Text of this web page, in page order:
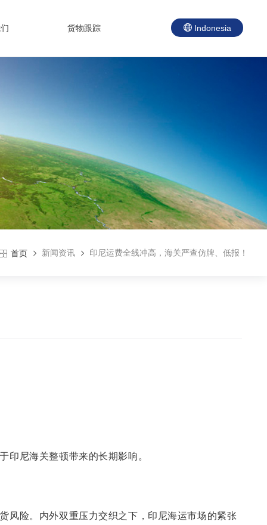
Indonesia
货物跟踪
首页 新闻资讯 印尼运费全线冲高，海关严查仿牌、低报！
印尼海关整顿带来的长期影响。
风险。内外双重压力交织之下，印尼海运市场的紧张